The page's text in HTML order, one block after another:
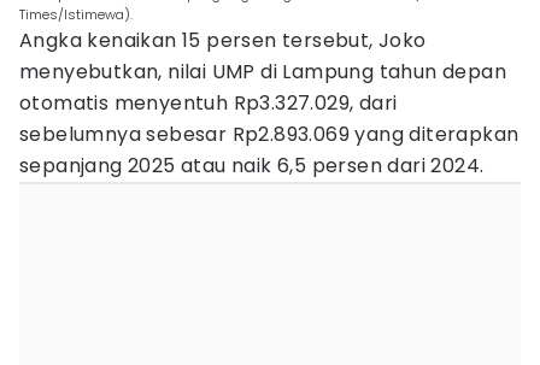
Times/Istimewa).
Angka kenaikan 15 persen tersebut, Joko
menyebutkan, nilai UMP di Lampung tahun depan
otomatis menyentuh Rp3.327.029, dari
sebelumnya sebesar Rp2.893.069 yang diterapkan
sepanjang 2025 atau naik 6,5 persen dari 2024.